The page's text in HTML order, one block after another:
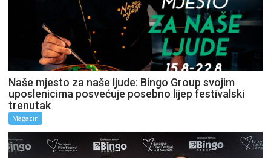
Naše mjesto za naše ljude: Bingo Group svojim
uposlenicima posvećuje posebno lijep festivalski
trenutak
Magazin